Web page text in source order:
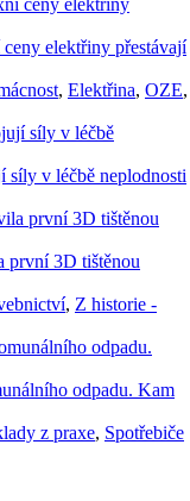
elektřiny přestávají
, Elektřina, OZE,
síly v léčbě neplodnosti
první 3D tištěnou
, Z historie -
odpadu. Kam
z praxe, Spotřebiče